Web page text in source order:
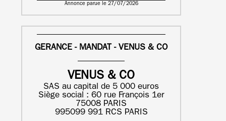
Annonce parue le 27/07/2026
GERANCE - MANDAT - VENUS & CO
VENUS & CO
SAS au capital de 5 000 euros
Siège social : 60 rue François 1er
75008 PARIS
995099 991 RCS PARIS